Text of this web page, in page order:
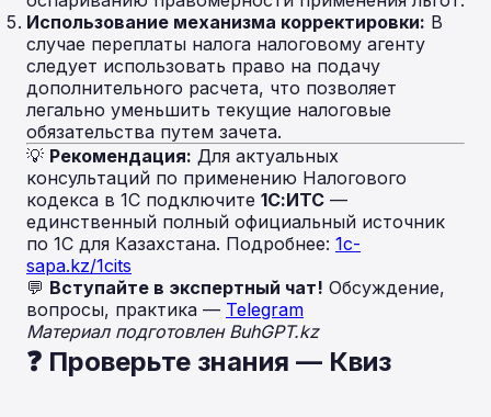
Использование механизма корректировки: В
случае переплаты налога налоговому агенту
следует использовать право на подачу
дополнительного расчета, что позволяет
легально уменьшить текущие налоговые
обязательства путем зачета.
💡 Рекомендация: Для актуальных
консультаций по применению Налогового
кодекса в 1С подключите 1С:ИТС —
единственный полный официальный источник
по 1С для Казахстана. Подробнее: 1c-
sapa.kz/1cits
💬 Вступайте в экспертный чат! Обсуждение,
вопросы, практика — Telegram
Материал подготовлен BuhGPT.kz
❓ Проверьте знания — Квиз